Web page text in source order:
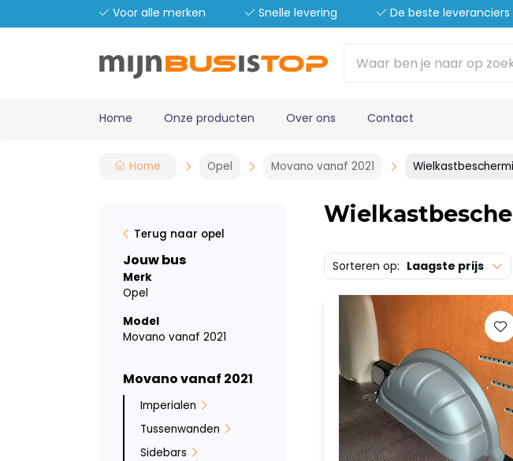
Voor alle merken Snelle levering De beste leveranciers
Home Onze producten Over ons Contact
Home Opel Movano vanaf 2021
Terug naar opel
Jouw bus
Merk
Opel
Model
Movano vanaf 2021
Movano vanaf 2021
Imperialen
Tussenwanden
Sidebars
Sorteren op: Laagste prijs